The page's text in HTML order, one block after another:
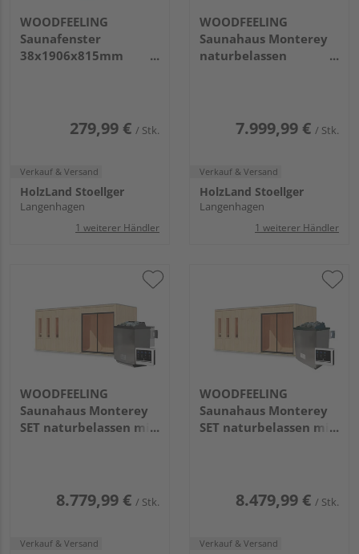
WOODFEELING
Saunafenster
38x1906x815mm
279,99 € / Stk.
Verkauf & Versand
HolzLand Stoellger
Langenhagen
1 weiterer Händler
WOODFEELING
Saunahaus Monterey
naturbelassen
7.999,99 € / Stk.
Verkauf & Versand
HolzLand Stoellger
Langenhagen
1 weiterer Händler
WOODFEELING
Saunahaus Monterey
SET naturbelassen mit
8.779,99 € / Stk.
Verkauf & Versand
WOODFEELING
Saunahaus Monterey
SET naturbelassen mit
8.479,99 € / Stk.
Verkauf & Versand